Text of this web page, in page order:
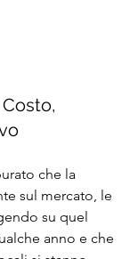
che la
sul mercato, le
su quel
anno e che